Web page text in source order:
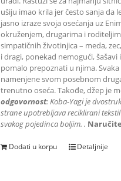
ušiju imao krila jer često sanja da
jasno izraze svoja osećanja uz
okruženjem, drugarima i
simpatičnih životinjica – meda,
i dragi, ponekad nemogući,
pomalo prepoznati u njima.
namenjene svom posebnom
trenutno oseća. Takođe, džep je
odgovornost: Koba-Yagi je
strane upotrebljava reciklirani
svakog pojedinca boljim. .
Dodati u korpu Detaljnije